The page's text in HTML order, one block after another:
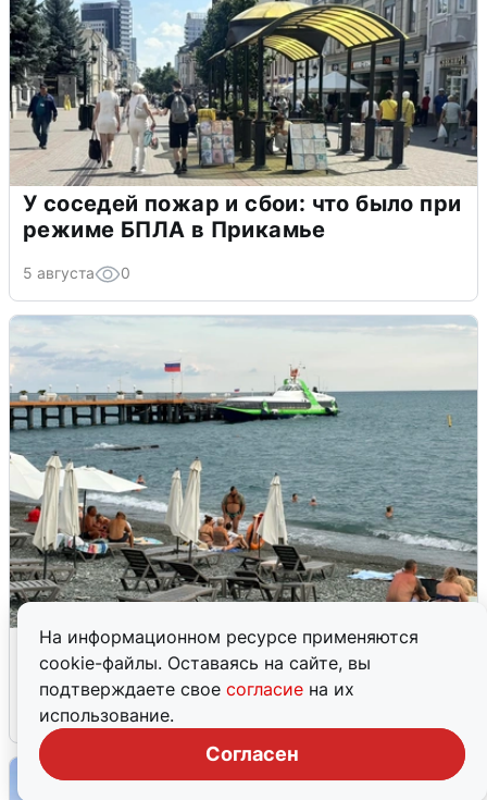
На информационном ресурсе применяются
cookie-файлы. Оставаясь на сайте, вы
подтверждаете свое согласие на их
использование.
Согласен
У соседей пожар и сбои: что было при
режиме БПЛА в Прикамье
5 августа 0
Жители и туристы Сочи рассказали
об атаке БПЛА 5 августа
5 августа 0